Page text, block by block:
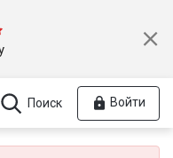
Поиск Войти